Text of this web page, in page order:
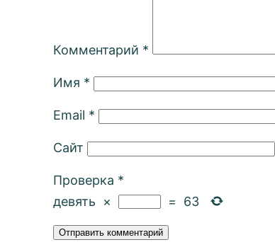
Комментарий *
Имя *
Email *
Сайт
Проверка *
девять
× = 63